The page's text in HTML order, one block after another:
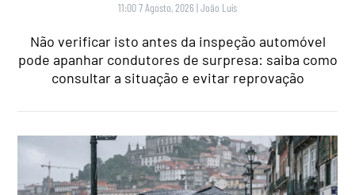
11:00 7 Agosto, 2026 |João Luís
Não verificar isto antes da inspeção automóvel
pode apanhar condutores de surpresa: saiba como
consultar a situação e evitar reprovação